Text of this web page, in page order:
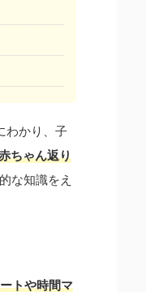
わかり、子
ちゃん返り
な知識をえ
トや時間マ